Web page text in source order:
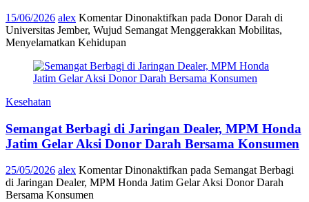
15/06/2026 alex Komentar Dinonaktifkan pada Donor Darah di
Universitas Jember, Wujud Semangat Menggerakkan Mobilitas,
Menyelamatkan Kehidupan
Kesehatan
Semangat Berbagi di Jaringan Dealer, MPM Honda
Jatim Gelar Aksi Donor Darah Bersama Konsumen
25/05/2026 alex Komentar Dinonaktifkan pada Semangat Berbagi
di Jaringan Dealer, MPM Honda Jatim Gelar Aksi Donor Darah
Bersama Konsumen